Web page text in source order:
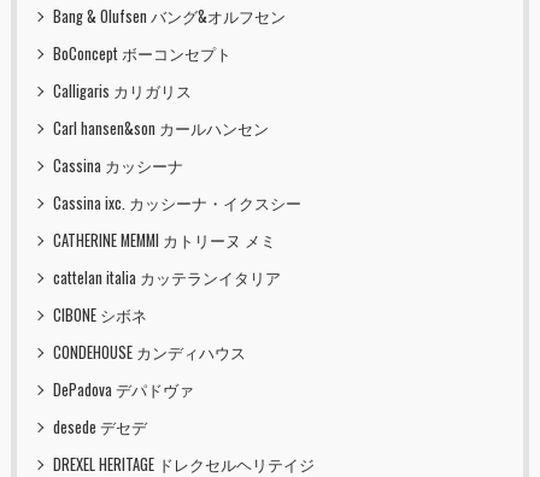
Bang & Olufsen バング&オルフセン
BoConcept ボーコンセプト
Calligaris カリガリス
Carl hansen&son カールハンセン
Cassina カッシーナ
Cassina ixc. カッシーナ・イクスシー
CATHERINE MEMMI カトリーヌ メミ
cattelan italia カッテランイタリア
CIBONE シボネ
CONDEHOUSE カンディハウス
DePadova デパドヴァ
desede デセデ
DREXEL HERITAGE ドレクセルヘリテイジ